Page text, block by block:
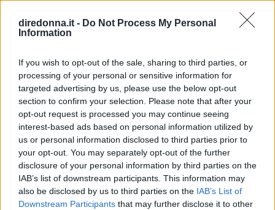
diredonna.it - Do Not Process My Personal
Information
If you wish to opt-out of the sale, sharing to third parties, or
processing of your personal or sensitive information for
targeted advertising by us, please use the below opt-out
section to confirm your selection. Please note that after your
opt-out request is processed you may continue seeing
interest-based ads based on personal information utilized by
us or personal information disclosed to third parties prior to
your opt-out. You may separately opt-out of the further
disclosure of your personal information by third parties on the
IAB’s list of downstream participants. This information may
also be disclosed by us to third parties on the IAB’s List of
Downstream Participants that may further disclose it to other
GOSSIP
Tailleur cerimonia 2025
economici: i più belli di Zara,
Zalando, H&M, Mango e altri
Da Zara a H&M, passando per Mango e Stradivarius: la
bella stagione alle porte significa solo una cosa,
"cerimonie" e per arrivarci al meglio si può dare
un'occhiata nella sezione tailleur di questi brand.